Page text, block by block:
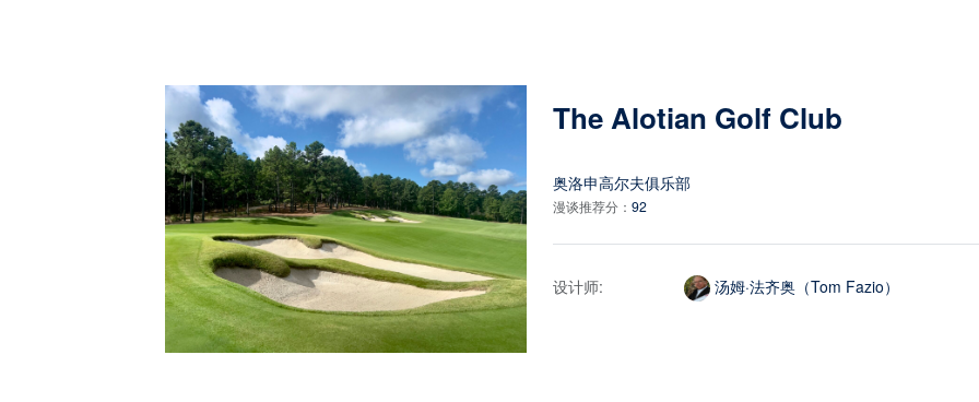
The Alotian Golf Club
奥洛申高尔夫俱乐部
漫谈推荐分：92
设计师: 汤姆·法齐奥（Tom Fazio）